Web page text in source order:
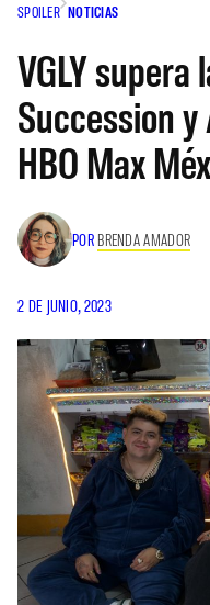
SPOILER NOTICIAS
VGLY supera
Succession
HBO Max
POR BRENDA AMADOR
2 DE JUNIO, 2023